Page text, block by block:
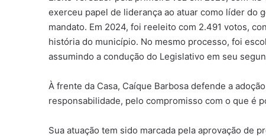
exerceu papel de liderança ao atuar como líder do
mandato. Em 2024, foi reeleito com 2.491 votos,
história do município. No mesmo processo, foi
assumindo a condução do Legislativo em seu
À frente da Casa, Caíque Barbosa defende a
responsabilidade, pelo compromisso com o que é
Sua atuação tem sido marcada pela aprovação de